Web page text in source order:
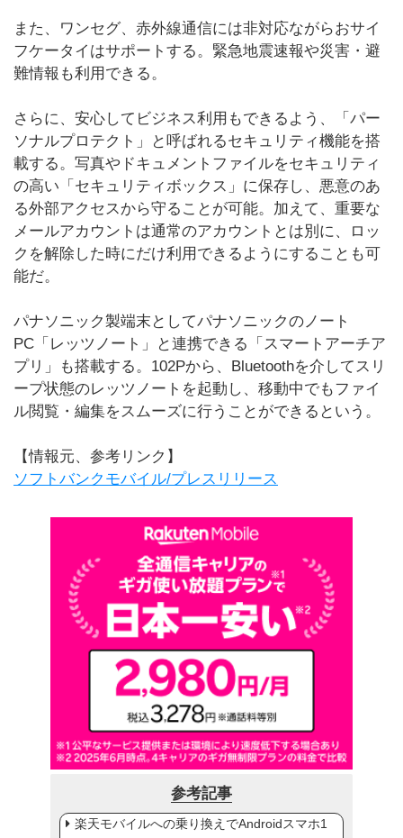
また、ワンセグ、赤外線通信には非対応ながらおサイ
フケータイはサポートする。緊急地震速報や災害・避
難情報も利用できる。
さらに、安心してビジネス利用もできるよう、「パー
ソナルプロテクト」と呼ばれるセキュリティ機能を搭
載する。写真やドキュメントファイルをセキュリティ
の高い「セキュリティボックス」に保存し、悪意のあ
る外部アクセスから守ることが可能。加えて、重要な
メールアカウントは通常のアカウントとは別に、ロッ
クを解除した時にだけ利用できるようにすることも可
能だ。
パナソニック製端末としてパナソニックのノート
PC「レッツノート」と連携できる「スマートアーチア
プリ」も搭載する。102Pから、Bluetoothを介してスリ
ープ状態のレッツノートを起動し、移動中でもファイ
ル閲覧・編集をスムーズに行うことができるという。
【情報元、参考リンク】
ソフトバンクモバイル/プレスリリース
参考記事
楽天モバイルへの乗り換えでAndroidスマホ1